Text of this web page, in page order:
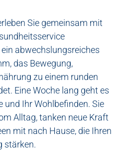
Sie gemeinsam mit
abwechslungsreiches
das Bewegung,
zu einem runden
Eine Woche lang geht es
und Ihr Wohlbefinden. Sie
Alltag, tanken neue Kraft
mit nach Hause, die Ihren
stärken.